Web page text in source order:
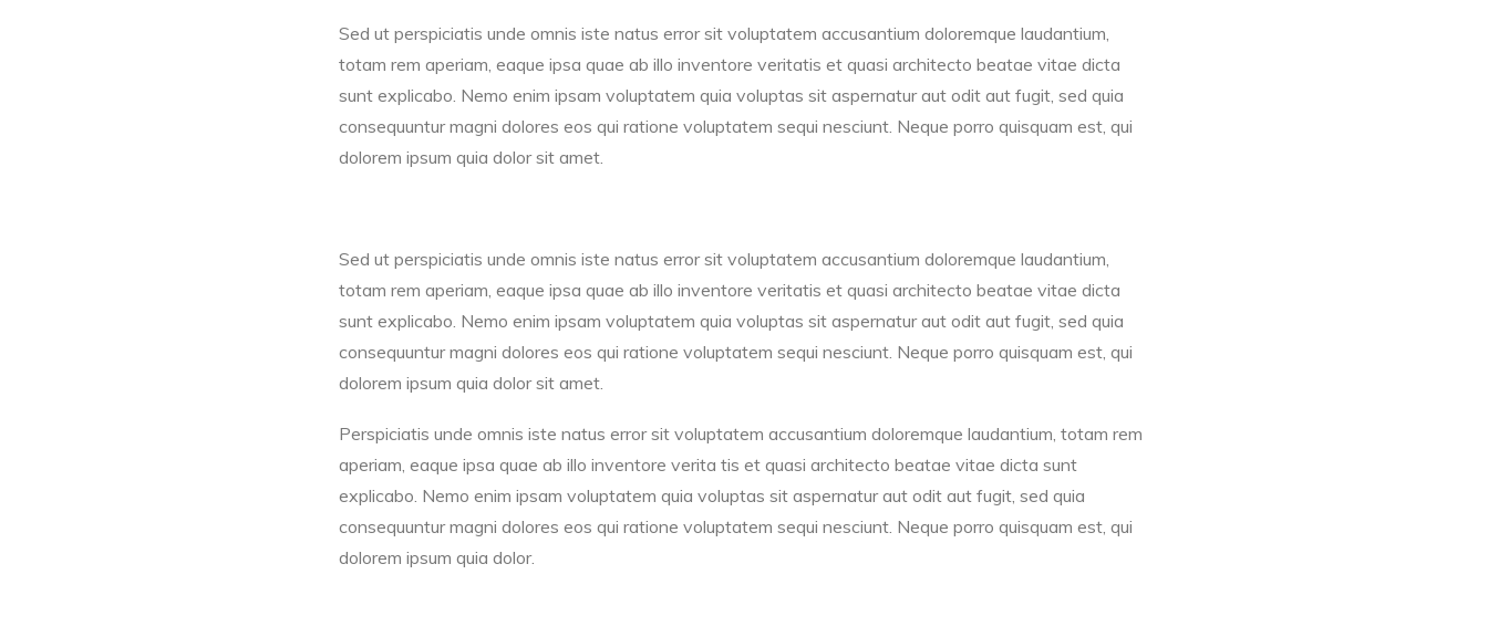
Sed ut perspiciatis unde omnis iste natus error sit voluptatem accusantium doloremque laudantium,
totam rem aperiam, eaque ipsa quae ab illo inventore veritatis et quasi architecto beatae vitae dicta
sunt explicabo. Nemo enim ipsam voluptatem quia voluptas sit aspernatur aut odit aut fugit, sed quia
consequuntur magni dolores eos qui ratione voluptatem sequi nesciunt. Neque porro quisquam est, qui
dolorem ipsum quia dolor sit amet.
Sed ut perspiciatis unde omnis iste natus error sit voluptatem accusantium doloremque laudantium,
totam rem aperiam, eaque ipsa quae ab illo inventore veritatis et quasi architecto beatae vitae dicta
sunt explicabo. Nemo enim ipsam voluptatem quia voluptas sit aspernatur aut odit aut fugit, sed quia
consequuntur magni dolores eos qui ratione voluptatem sequi nesciunt. Neque porro quisquam est, qui
dolorem ipsum quia dolor sit amet.
Perspiciatis unde omnis iste natus error sit voluptatem accusantium doloremque laudantium, totam rem
aperiam, eaque ipsa quae ab illo inventore verita tis et quasi architecto beatae vitae dicta sunt
explicabo. Nemo enim ipsam voluptatem quia voluptas sit aspernatur aut odit aut fugit, sed quia
consequuntur magni dolores eos qui ratione voluptatem sequi nesciunt. Neque porro quisquam est, qui
dolorem ipsum quia dolor.